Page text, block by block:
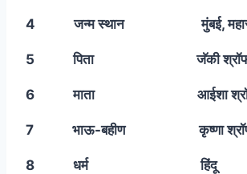
4 जन्म स्थान मुंबई,
5 पिता जॅकी
6 माता आईशा
7 भाऊ-बहीण कृष्णा
8 धर्म हिंदू